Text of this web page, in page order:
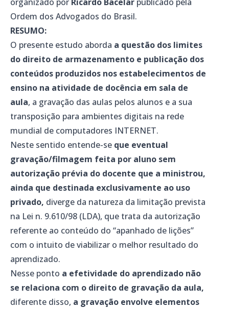
Ordem dos Advogados do Brasil.
RESUMO:
O presente estudo aborda a questão dos limites
do direito de armazenamento e publicação dos
conteúdos produzidos nos estabelecimentos de
ensino na atividade de docência em sala de
aula, a gravação das aulas pelos alunos e a sua
transposição para ambientes digitais na rede
mundial de computadores INTERNET.
Neste sentido entende-se que eventual
gravação/filmagem feita por aluno sem
autorização prévia do docente que a ministrou,
ainda que destinada exclusivamente ao uso
privado, diverge da natureza da limitação prevista
na Lei n. 9.610/98 (LDA), que trata da autorização
referente ao conteúdo do “apanhado de lições”
com o intuito de viabilizar o melhor resultado do
aprendizado.
Nesse ponto a efetividade do aprendizado não
se relaciona com o direito de gravação da aula,
diferente disso, a gravação envolve elementos